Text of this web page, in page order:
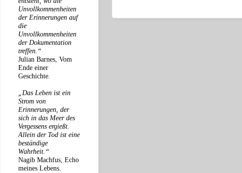
Unvollkommenheiten
der Erinnerungen auf
die
Unvollkommenheiten
der Dokumentation
treffen.“
Julian Barnes, Vom
Ende einer
Geschichte.
„Das Leben ist ein
Strom von
Erinnerungen, der
sich in das Meer des
Vergessens ergießt.
Allein der Tod ist eine
beständige
Wahrheit.“
Nagib Machfus, Echo
meines Lebens.